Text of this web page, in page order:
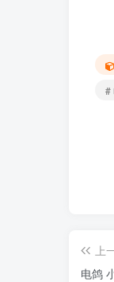
#
上
电鸽